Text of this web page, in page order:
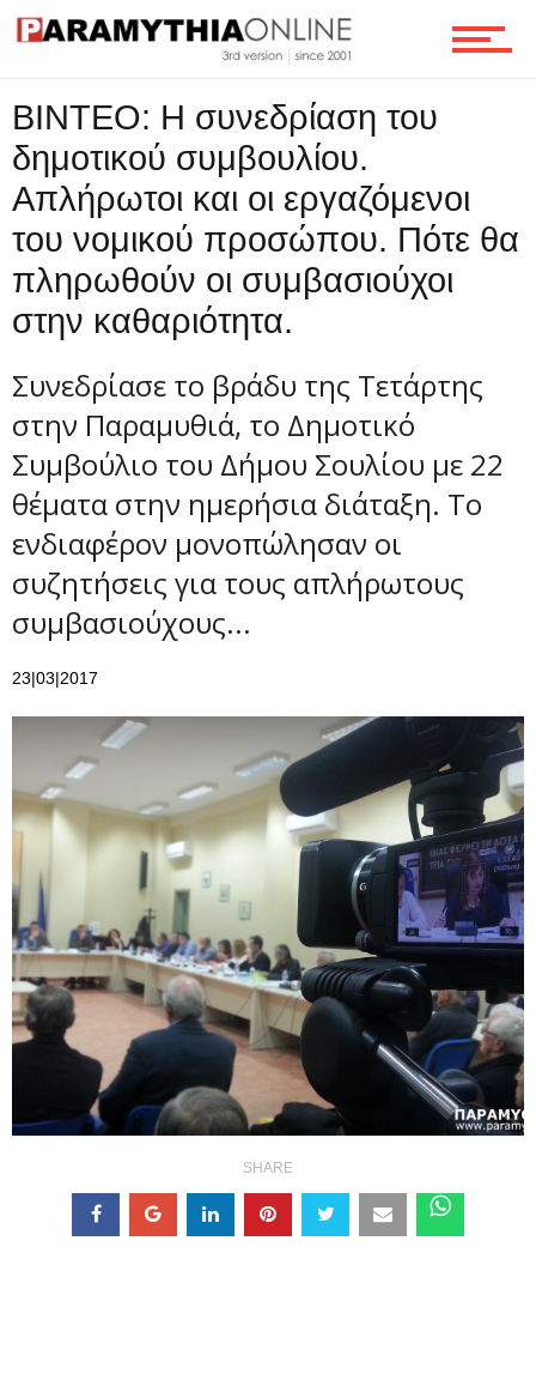
Ροή
Επικοινωνία
ΒΙΝΤΕΟ: Η συνεδρίαση του
δημοτικού συμβουλίου.
Απλήρωτοι και οι εργαζόμενοι
του νομικού προσώπου. Πότε θα
πληρωθούν οι συμβασιούχοι
στην καθαριότητα.
Συνεδρίασε το βράδυ της Τετάρτης
στην Παραμυθιά, το Δημοτικό
Συμβούλιο του Δήμου Σουλίου με 22
θέματα στην ημερήσια διάταξη. To
ενδιαφέρον μονοπώλησαν οι
συζητήσεις για τους απλήρωτους
συμβασιούχους...
23|03|2017
SHARE